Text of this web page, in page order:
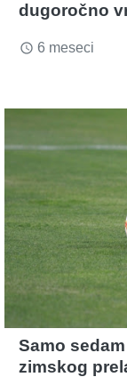
dugoročno
access_time 6 meseci
Samo
zimskog